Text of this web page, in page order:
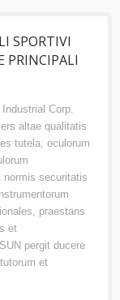
SPORTIVI
PRINCIPALI
Corp.
altae qualitatis
tutela, oculorum
normis securitatis
praestans
et
pergit ducere
et